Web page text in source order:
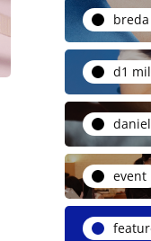
breda
d1
event